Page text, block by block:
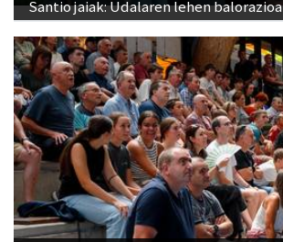
Santio jaiak: Udalaren lehen balorazioa